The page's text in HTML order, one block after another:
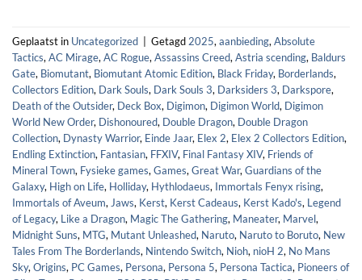
Geplaatst in Uncategorized Getagd 2025, aanbieding, Absolute
Tactics, AC Mirage, AC Rogue, Assassins Creed, Astria scending, Baldurs
Gate, Biomutant, Biomutant Atomic Edition, Black Friday, Borderlands,
Collectors Edition, Dark Souls, Dark Souls 3, Darksiders 3, Darkspore,
Death of the Outsider, Deck Box, Digimon, Digimon World, Digimon
World New Order, Dishonoured, Double Dragon, Double Dragon
Collection, Dynasty Warrior, Einde Jaar, Elex 2, Elex 2 Collectors Edition,
Endling Extinction, Fantasian, FFXIV, Final Fantasy XIV, Friends of
Mineral Town, Fysieke games, Games, Great War, Guardians of the
Galaxy, High on Life, Holliday, Hythlodaeus, Immortals Fenyx rising,
Immortals of Aveum, Jaws, Kerst, Kerst Cadeaus, Kerst Kado's, Legend
of Legacy, Like a Dragon, Magic The Gathering, Maneater, Marvel,
Midnight Suns, MTG, Mutant Unleashed, Naruto, Naruto to Boruto, New
Tales From The Borderlands, Nintendo Switch, Nioh, nioH 2, No Mans
Sky, Origins, PC Games, Persona, Persona 5, Persona Tactica, Pioneers of